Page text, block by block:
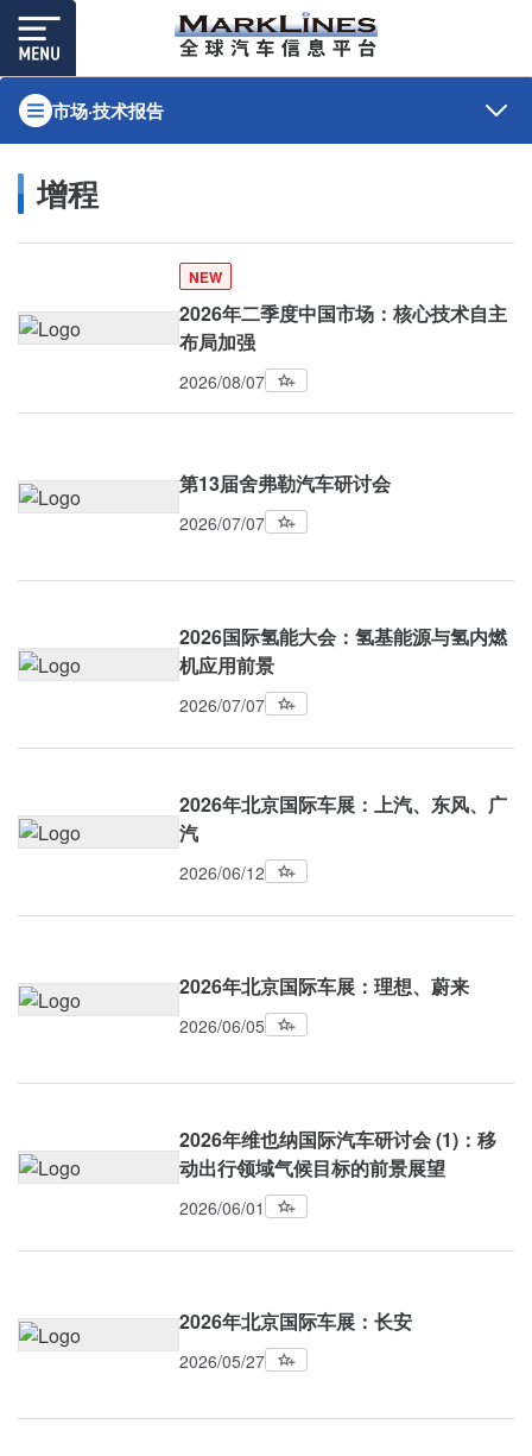
市场·技术报告
增程
NEW
2026年二季度中国市场：核心技术自主
布局加强
2026/08/07
第13届舍弗勒汽车研讨会
2026/07/07
2026国际氢能大会：氢基能源与氢内燃
机应用前景
2026/07/07
2026年北京国际车展：上汽、东风、广
汽
2026/06/12
2026年北京国际车展：理想、蔚来
2026/06/05
2026年维也纳国际汽车研讨会 (1)：移
动出行领域气候目标的前景展望
2026/06/01
2026年北京国际车展：长安
2026/05/27